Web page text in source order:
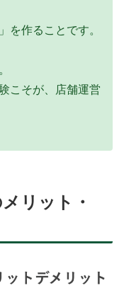
を作ることです。
こそが、店舗運営
リット・